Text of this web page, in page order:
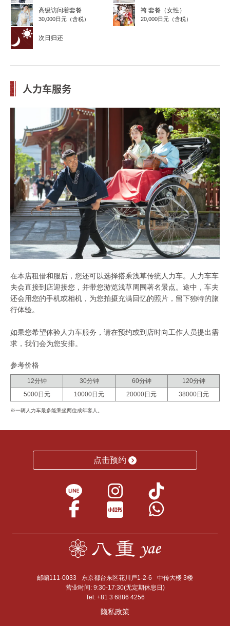
高级访问着套餐
30,000日元（含税）
袴 套餐（女性）
20,000日元（含税）
次日归还
人力车服务
在本店租借和服后，您还可以选择搭乘浅草传统人力车。人力车车
夫会直接到店迎接您，并带您游览浅草周围著名景点。途中，车夫
还会用您的手机或相机，为您拍摄充满回忆的照片，留下独特的旅
行体验。
如果您希望体验人力车服务，请在预约或到店时向工作人员提出需
求，我们会为您安排。
参考价格
12分钟
5000日元
30分钟
10000日元
60分钟
20000日元
120分钟
38000日元
※一辆人力车最多能乘坐两位成年客人。
点击预约
邮编111-0033 东京都台东区花川戸1-2-6
中传大楼 3楼
营业时间: 9:30-17:30(无定期休息日)
Tel: +81 3 6886 4256
隐私政策